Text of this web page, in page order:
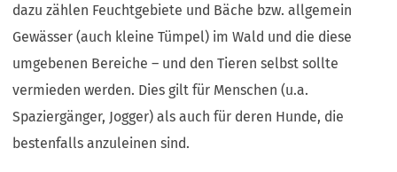
dazu zählen Feuchtgebiete und Bäche bzw. allgemein
Gewässer (auch kleine Tümpel) im Wald und die diese
umgebenen Bereiche – und den Tieren selbst sollte
vermieden werden. Dies gilt für Menschen (u.a.
Spaziergänger, Jogger) als auch für deren Hunde, die
bestenfalls anzuleinen sind.